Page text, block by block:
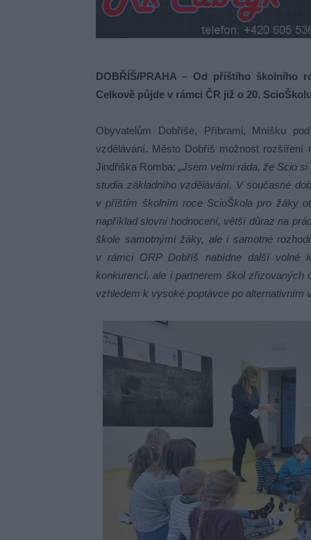
DOBŘÍŠ/PRAHA – Od příštího školního
Celkově půjde v rámci ČR již o 20.
Obyvatelům Dobříše, Příbrami, Mníšku
vzdělávání. Město Dobříš možnost rozšíření
Jindřiška Romba:„Jsem velmi ráda, že Scio
studia základního vzdělávání. V současné
v příštím školním roce ScioŠkola pro žáky
například slovní hodnocení, větší důraz na
škole samotnými žáky, ale i samotné
v rámci ORP Dobříš nabídne další volné
konkurencí, ale i partnerem škol
vzhledem k vysoké poptávce po alternativním